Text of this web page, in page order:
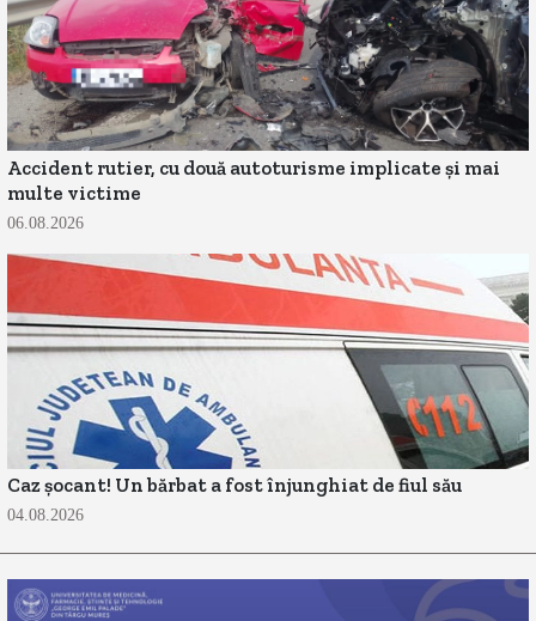
Accident rutier, cu două autoturisme implicate și mai
multe victime
06.08.2026
Caz șocant! Un bărbat a fost înjunghiat de fiul său
04.08.2026